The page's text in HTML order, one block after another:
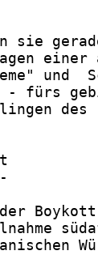
sie
einer
und
fürs
des